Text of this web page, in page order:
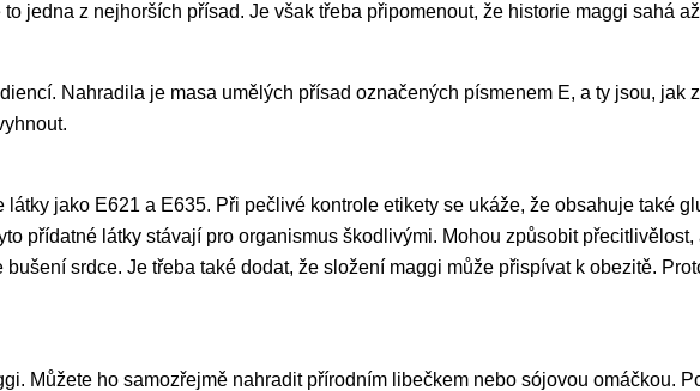
jedna z nejhorších přísad. Je však třeba připomenout, že historie maggi sahá
Nahradila je masa umělých přísad označených písmenem E, a ty jsou, jak
jako E621 a E635. Při pečlivé kontrole etikety se ukáže, že obsahuje také
přídatné látky stávají pro organismus škodlivými. Mohou způsobit přecitlivělost,
srdce. Je třeba také dodat, že složení maggi může přispívat k obezitě.
Můžete ho samozřejmě nahradit přírodním libečkem nebo sójovou omáčkou.